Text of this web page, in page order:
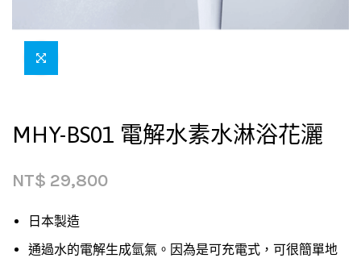
MHY-BS01 電解水素水淋浴花灑
NT$ 29,800
日本製造
通過水的電解生成氫氣。因為是可充電式，可很簡單地